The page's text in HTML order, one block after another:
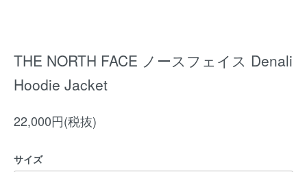
THE NORTH FACE ノースフェイス Denali
Hoodie Jacket
22,000円(税抜)
サイズ